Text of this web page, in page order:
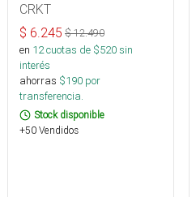
CRKT
$ 6.245 $12.490
en 12cuotas de $520sin
interés
ahorras $190 por
transferencia.
Stock disponible
+50 Vendidos